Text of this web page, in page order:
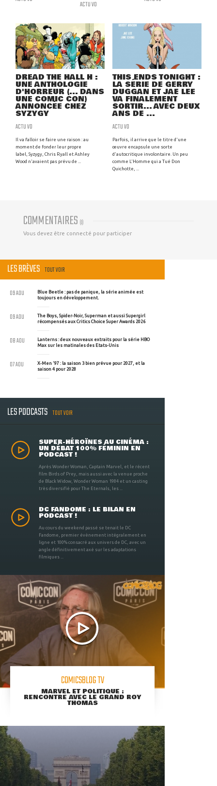
ACTU VO
DREAD THE HALL H :
UNE ANTHOLOGIE
D'HORREUR (... DANS
UNE COMIC CON)
ANNONCÉE CHEZ
SYZYGY
ACTU VO
Il va falloir se faire une raison : au
moment de fonder leur propre
label, Syzygy, Chris Ryall et Ashley
Wood n'avaient pas prévu de ...
THIS ENDS TONIGHT :
LA SÉRIE DE GERRY
DUGGAN ET JAE LEE
VA FINALEMENT
SORTIR... AVEC DEUX
ANS DE ...
ACTU VO
Parfois, il arrive que le titre d'une
œuvre encapsule une sorte
d'autocritique involontaire. Un peu
comme L'Homme qui a Tué Don
Quichotte, ...
COMMENTAIRES (0)
Vous devez être connecté pour participer
LES BRÈVES TOUT VOIR
Blue Beetle : pas de panique, la série animée est
toujours en développement.
09 AOU
The Boys, Spider-Noir, Superman et aussi Supergirl
récompensés aux Critics Choice Super Awards 2026
09 AOU
Lanterns : deux nouveaux extraits pour la série HBO
Max sur les matinales des Etats-Unis
08 AOU
X-Men '97 : la saison 3 bien prévue pour 2027, et la
saison 4 pour 2028
07 AOU
LES PODCASTS TOUT VOIR
SUPER-HÉROÏNES AU CINÉMA :
UN DÉBAT 100% FÉMININ EN
PODCAST !
Après Wonder Woman, Captain Marvel, et le récent
film Birds of Prey, mais aussi avec la venue proche
de Black Widow, Wonder Woman 1984 et un casting
très diversifié pour The Eternals, les ...
DC FANDOME : LE BILAN EN
PODCAST !
Au cours du weekend passé se tenait le DC
Fandome, premier évènement intégralement en
ligne et 100% consacré aux univers de DC, avec un
angle définitivement axé sur les adaptations
filmiques ...
COMICSBLOG TV
MARVEL ET POLITIQUE :
RENCONTRE AVEC LE GRAND ROY
THOMAS